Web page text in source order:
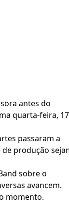
antes do
quarta-feira, 17
passaram a
produção
sobre o
avancem.
momento.